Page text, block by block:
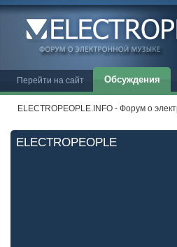
Перейти на сайт Обсуждения
ELECTROPEOPLE.INFO - Форум о
ELECTROPEOPLE